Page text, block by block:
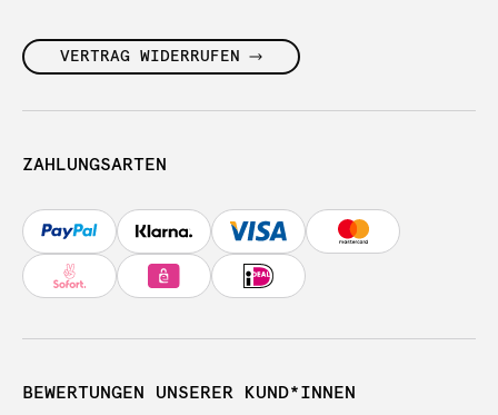
VERTRAG WIDERRUFEN
ZAHLUNGSARTEN
BEWERTUNGEN UNSERER KUND*INNEN